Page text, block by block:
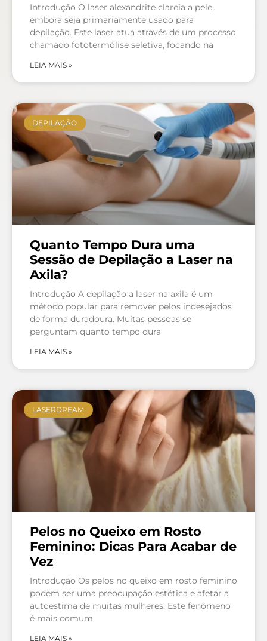
Introdução O laser alexandrite clareia a pele,
embora seja primariamente usado para
depilação. Este laser atua através de um processo
chamado fototermólise seletiva, focando na
LEIA MAIS »
DEPILAÇÃO
Quanto Tempo Dura uma
Sessão de Depilação a Laser na
Axila?
Introdução A depilação a laser na axila é um
método popular para remover pelos indesejados
de forma duradoura. Muitas pessoas se
perguntam quanto tempo dura
LEIA MAIS »
LASERDREAM
Pelos no Queixo em Rosto
Feminino: Dicas Para Acabar de
Vez
Introdução Os pelos no queixo em rosto feminino
podem ser uma preocupação estética e afetar a
autoestima de muitas mulheres. Este fenômeno
é mais comum
LEIA MAIS »